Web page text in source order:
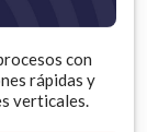
con
rápidas y
verticales.